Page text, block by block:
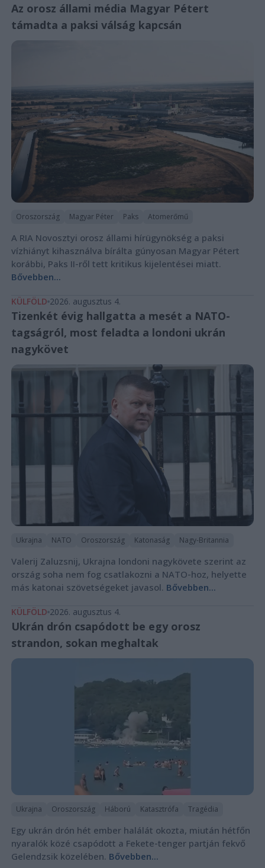
Az orosz állami média Magyar Pétert
támadta a paksi válság kapcsán
Oroszország Magyar Péter Paks Atomerőmű
A RIA Novosztyi orosz állami hírügynökség a paksi
vízhiányt kihasználva bírálta gúnyosan Magyar Pétert
korábbi, Paks II-ről tett kritikus kijelentései miatt.
Bővebben...
KÜLFÖLD 2026. augusztus 4.
Tizenkét évig hallgatta a mesét a NATO-
tagságról, most feladta a londoni ukrán
nagykövet
Ukrajna NATO Oroszország Katonaság Nagy-Britannia
Valerij Zaluzsnij, Ukrajna londoni nagykövete szerint az
ország soha nem fog csatlakozni a NATO-hoz, helyette
más katonai szövetségeket javasol. Bővebben...
KÜLFÖLD 2026. augusztus 4.
Ukrán drón csapódott be egy orosz
strandon, sokan meghaltak
Ukrajna Oroszország Háború Katasztrófa Tragédia
Egy ukrán drón hét ember halálát okozta, miután hétfőn
nyaralók közé csapódott a Fekete-tenger partján fekvő
Gelendzsik közelében. Bővebben...